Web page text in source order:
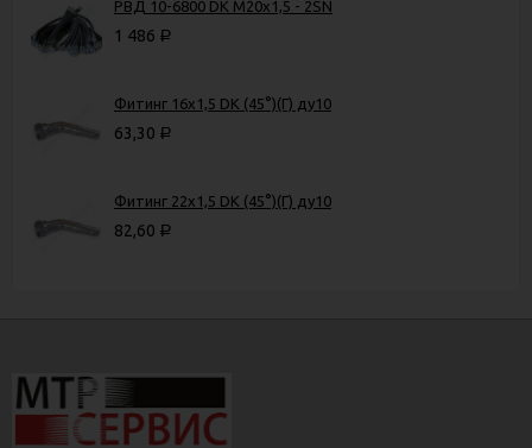
РВД 10-6800 DK М20х1,5 - 2SN
1 486 Р
Фитинг 16х1,5 DK (45°)(Г) ду10
63,30 Р
Фитинг 22х1,5 DK (45°)(Г) ду10
82,60 Р